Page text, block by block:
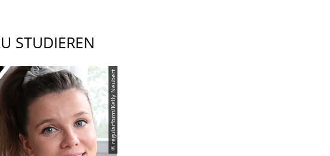
STUDIEREN
© regularform/Kelly Neubert